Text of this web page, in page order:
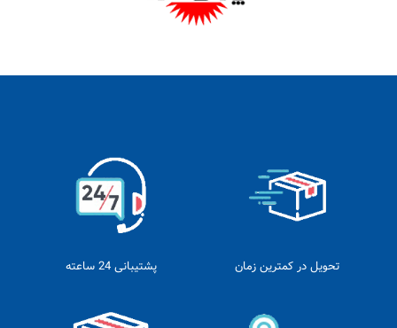
تحویل در کمترین زمان پشتیبانی 24 ساعته